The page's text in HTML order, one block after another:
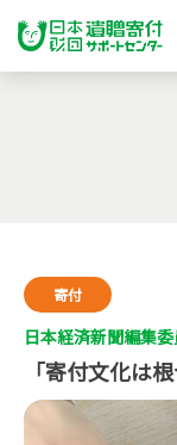
寄付
日本経済新聞編
「寄付文化は